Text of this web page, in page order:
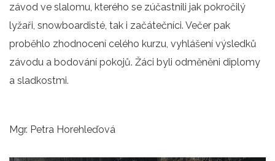
závod ve slalomu, kterého se zúčastnili jak pokročilý
lyžaři, snowboardisté, tak i začátečníci. Večer pak
proběhlo zhodnocení celého kurzu, vyhlášení výsledků
závodu a bodování pokojů. Žáci byli odměněni diplomy
a sladkostmi.
Mgr. Petra Horehleďová